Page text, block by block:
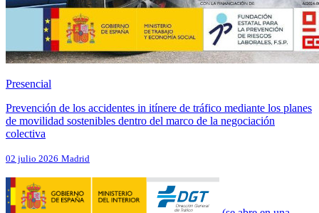
Presencial
Prevención de los accidentes in itínere de tráfico mediante los planes
de movilidad sostenibles dentro del marco de la negociación
colectiva
02 julio 2026 Madrid